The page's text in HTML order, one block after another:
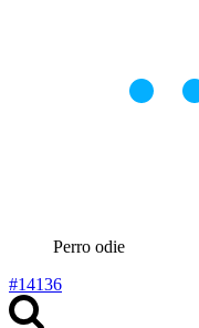
Perro odie
#14136